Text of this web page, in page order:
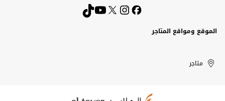
الموقع ومواقع المتاجر
United
Arab
Kuwait
الإمارات
العربية
الكويت
متاجر